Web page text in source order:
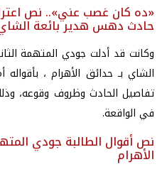
«ده كان غصب عني».. نص
حادث دهس هدير بائعة
وكانت قد أدلت جودي المتهمة
الشاي بـ حدائق الأهرام،
تفاصيل الحادث وظروف وقوعه،
في الواقعة.
نص أقوال الطالبة جودي
الأهرام